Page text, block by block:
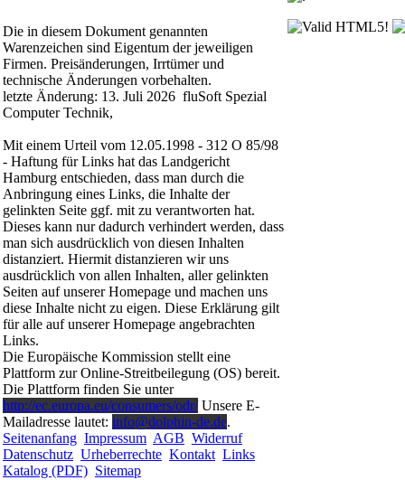
Die in diesem Dokument genannten
Warenzeichen sind Eigentum der jeweiligen
Firmen. Preisänderungen, Irrtümer und
technische Änderungen vorbehalten.
letzte Änderung: 13. Juli 2026 fluSoft Spezial
Computer Technik,
Mit einem Urteil vom 12.05.1998 - 312 O 85/98
- Haftung für Links hat das Landgericht
Hamburg entschieden, dass man durch die
Anbringung eines Links, die Inhalte der
gelinkten Seite ggf. mit zu verantworten hat.
Dieses kann nur dadurch verhindert werden, dass
man sich ausdrücklich von diesen Inhalten
distanziert. Hiermit distanzieren wir uns
ausdrücklich von allen Inhalten, aller gelinkten
Seiten auf unserer Homepage und machen uns
diese Inhalte nicht zu eigen. Diese Erklärung gilt
für alle auf unserer Homepage angebrachten
Links.
Die Europäische Kommission stellt eine
Plattform zur Online-Streitbeilegung (OS) bereit.
Die Plattform finden Sie unter
http://ec.europa.eu/consumers/odr/Unsere E-
Mailadresse lautet: info@dolphin-de.de.
Seitenanfang Impressum AGB Widerruf
Datenschutz Urheberrechte Kontakt Links
Katalog (PDF) Sitemap